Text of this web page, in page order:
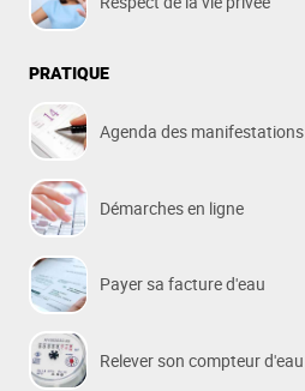
PRATIQUE
Agenda des manifestations
Démarches en ligne
Payer sa facture d'eau
Relever son compteur d'eau